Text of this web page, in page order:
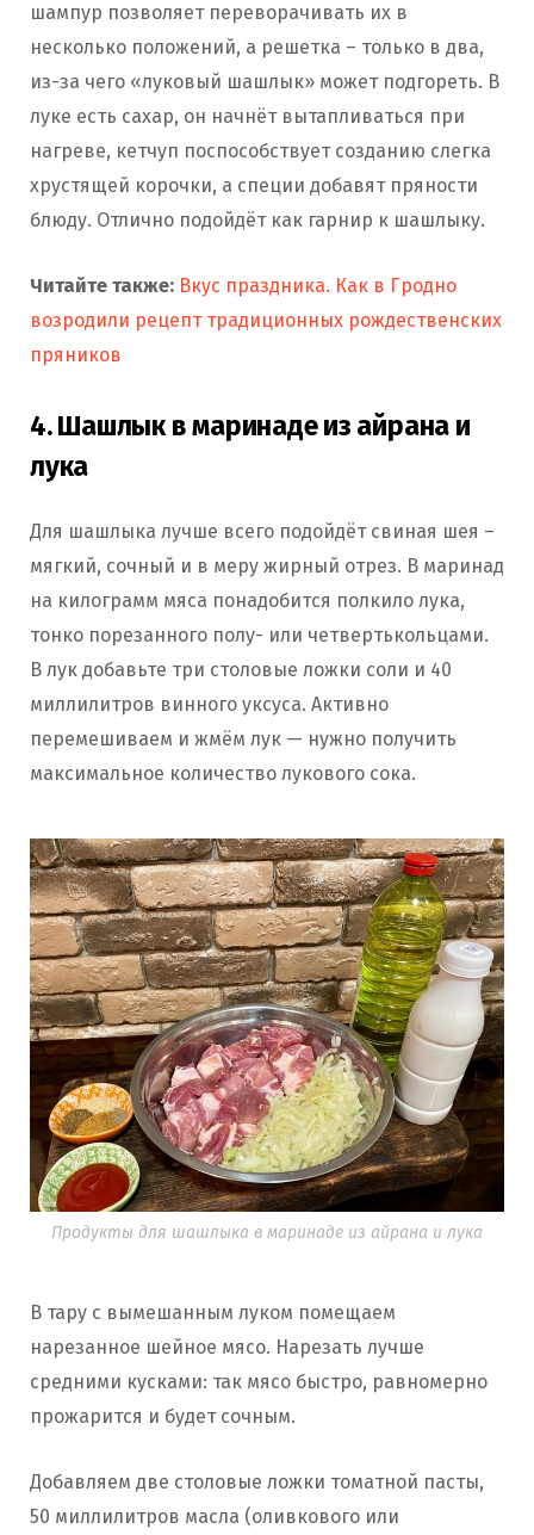
шампур позволяет переворачивать их в
несколько положений, а решетка – только в два,
из-за чего «луковый шашлык» может подгореть. В
луке есть сахар, он начнёт вытапливаться при
нагреве, кетчуп поспособствует созданию слегка
хрустящей корочки, а специи добавят пряности
блюду. Отлично подойдёт как гарнир к шашлыку.
Читайте также: Вкус праздника. Как в Гродно
возродили рецепт традиционных рождественских
пряников
4. Шашлык в маринаде из айрана и
лука
Для шашлыка лучше всего подойдёт свиная шея –
мягкий, сочный и в меру жирный отрез. В маринад
на килограмм мяса понадобится полкило лука,
тонко порезанного полу- или четвертькольцами.
В лук добавьте три столовые ложки соли и 40
миллилитров винного уксуса. Активно
перемешиваем и жмём лук — нужно получить
максимальное количество лукового сока.
Продукты для шашлыка в маринаде из айрана и лука
В тару с вымешанным луком помещаем
нарезанное шейное мясо. Нарезать лучше
средними кусками: так мясо быстро, равномерно
прожарится и будет сочным.
Добавляем две столовые ложки томатной пасты,
50 миллилитров масла (оливкового или